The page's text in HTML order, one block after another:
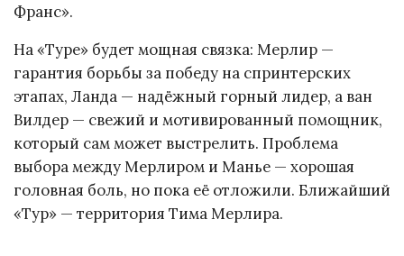
Франс».
На «Туре» будет мощная связка: Мерлир —
гарантия борьбы за победу на спринтерских
этапах, Ланда — надёжный горный лидер, а ван
Вилдер — свежий и мотивированный помощник,
который сам может выстрелить. Проблема
выбора между Мерлиром и Манье — хорошая
головная боль, но пока её отложили. Ближайший
«Тур» — территория Тима Мерлира.